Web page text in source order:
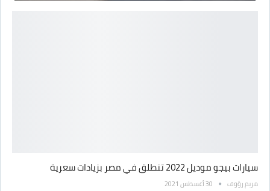
سيارات بيجو موديل 2022 تنطلق في مصر بزيادات سعرية
مريم رؤوف 30 أغسطس 2021